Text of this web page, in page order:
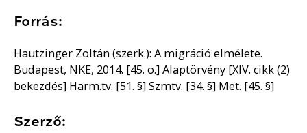
Forrás:
Hautzinger Zoltán (szerk.): A migráció elmélete.
Budapest, NKE, 2014. [45. o.] Alaptörvény [XIV. cikk (2)
bekezdés] Harm.tv. [51. §] Szmtv. [34. §] Met. [45. §]
Szerző: